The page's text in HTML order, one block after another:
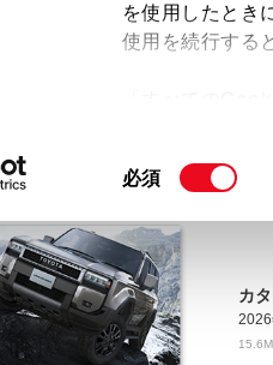
を使用したとき
使用を続行する
て」をご覧くだ
同
の
選
択
必須
ただけるカタログは、PDF形式と
カ